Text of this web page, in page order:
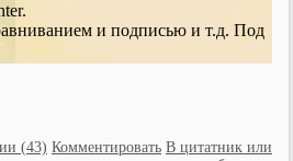
и подписью и т.д. Под
(43) Комментировать В цитатник или